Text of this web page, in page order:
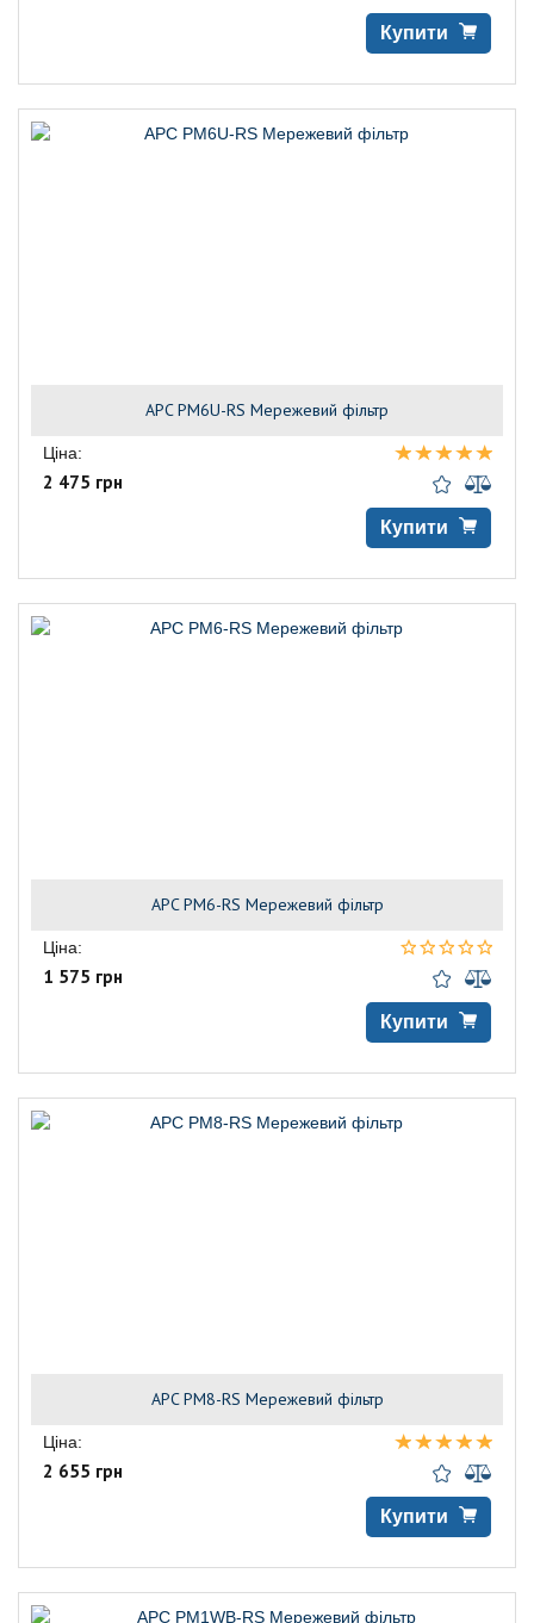
Купити
APC PM6U-RS Мережевий фільтр
Ціна:
2 475 грн
Купити
APC PM6-RS Мережевий фільтр
Ціна:
1 575 грн
Купити
APC PM8-RS Мережевий фільтр
Ціна:
2 655 грн
Купити